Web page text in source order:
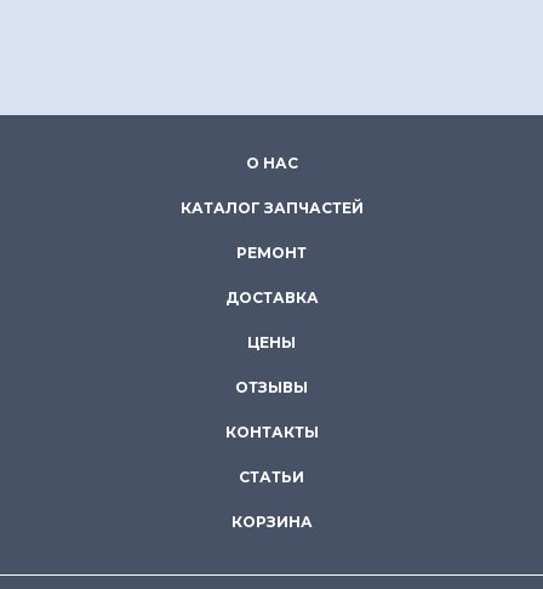
О НАС
КАТАЛОГ ЗАПЧАСТЕЙ
РЕМОНТ
ДОСТАВКА
ЦЕНЫ
ОТЗЫВЫ
КОНТАКТЫ
СТАТЬИ
КОРЗИНА